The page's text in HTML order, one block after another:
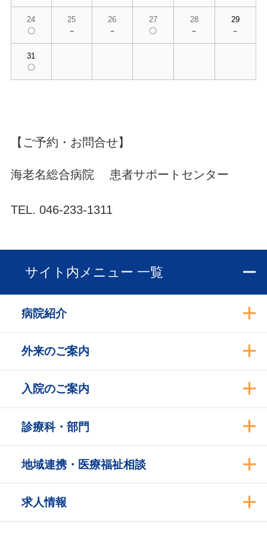
24
〇
25
－
26
－
27
〇
28
－
29
－
31
〇
【ご予約・お問合せ】
海老名総合病院 患者サポートセンター
TEL. 046-233-1311
サイト内メニュー 一覧
病院紹介
外来のご案内
入院のご案内
診療科・部門
地域連携・医療福祉相談
求人情報